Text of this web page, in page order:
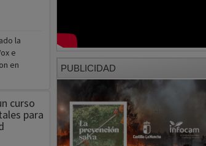
la
e
en
curso
para
PUBLICIDAD